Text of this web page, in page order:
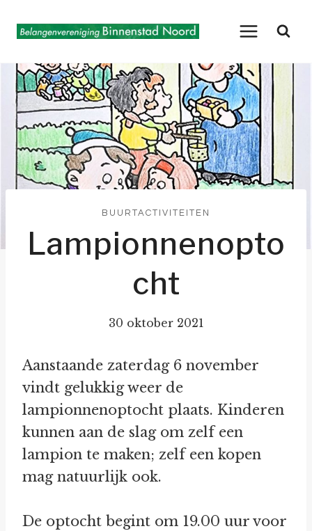
naar
BUURTACTIVITEITEN
Lampionnenopto
cht
30 oktober 2021
Aanstaande zaterdag 6 november
vindt gelukkig weer de
lampionnenoptocht plaats. Kinderen
kunnen aan de slag om zelf een
lampion te maken; zelf een kopen
mag natuurlijk ook.
De optocht begint om 19.00 uur voor